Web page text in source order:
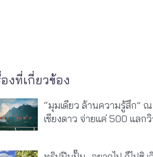
องที่เกี่ยวข้อง
“มุมเดียว ล้านความรู้สึก”
เชียงดาว จ่ายแค่ 500 แลก